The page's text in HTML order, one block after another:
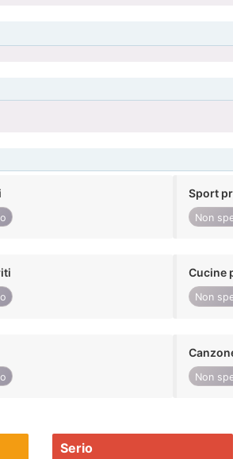
Sport
Non
Cucine
Non
Non
Serio